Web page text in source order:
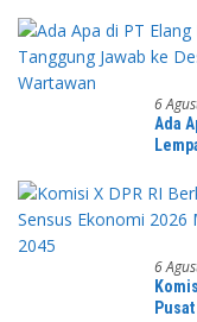
6
Ada
6